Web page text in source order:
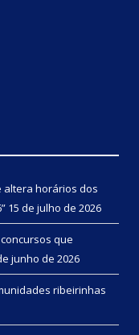
altera horários dos
15 de julho de 2026
que
junho de 2026
ribeirinhas